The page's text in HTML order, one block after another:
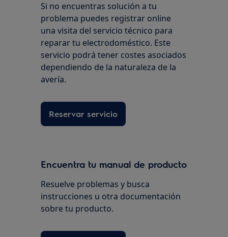
Si no encuentras solución a tu
problema puedes registrar online
una visita del servicio técnico para
reparar tu electrodoméstico. Este
servicio podrá tener costes asociados
dependiendo de la naturaleza de la
avería.
Reservar servicio
Encuentra tu manual de producto
Resuelve problemas y busca
instrucciones u otra documentación
sobre tu producto.